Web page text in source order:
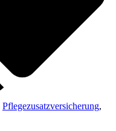
Pflegezusatzversicherung,